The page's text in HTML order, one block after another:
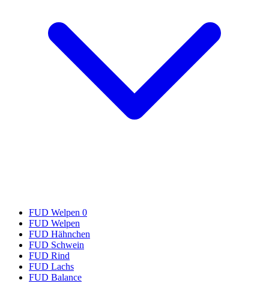
FUD Welpen 0
FUD Welpen
FUD Hähnchen
FUD Schwein
FUD Rind
FUD Lachs
FUD Balance